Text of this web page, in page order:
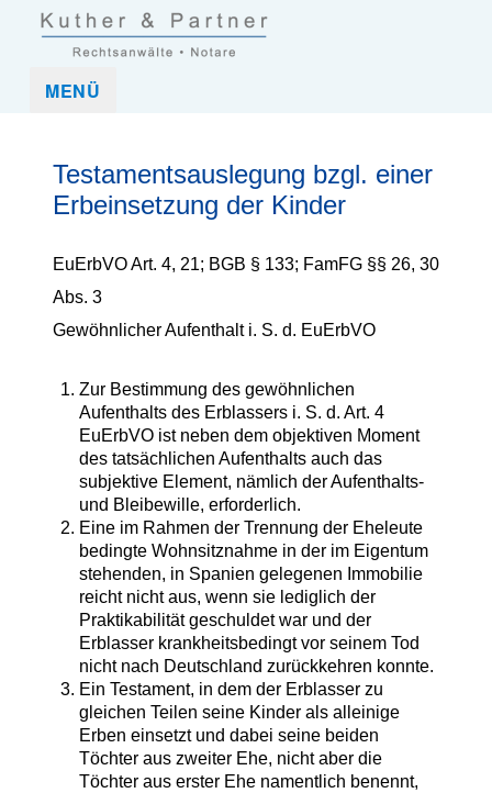
Kuther und Partner Rechtsanwaltskanzlei und Notar in Frankfurt
Kuther & Partner ist eine Anwaltskanzlei, die mittelständische
MENÜ
Testamentsauslegung bzgl. einer
Erbeinsetzung der Kinder
EuErbVO Art. 4, 21; BGB § 133; FamFG §§ 26, 30
Abs. 3
Gewöhnlicher Aufenthalt i. S. d. EuErbVO
Zur Bestimmung des gewöhnlichen
Aufenthalts des Erblassers i. S. d. Art. 4
EuErbVO ist neben dem objektiven Moment
des tatsächlichen Aufenthalts auch das
subjektive Element, nämlich der Aufenthalts-
und Bleibewille, erforderlich.
Eine im Rahmen der Trennung der Eheleute
bedingte Wohnsitznahme in der im Eigentum
stehenden, in Spanien gelegenen Immobilie
reicht nicht aus, wenn sie lediglich der
Praktikabilität geschuldet war und der
Erblasser krankheitsbedingt vor seinem Tod
nicht nach Deutschland zurückkehren konnte.
Ein Testament, in dem der Erblasser zu
gleichen Teilen seine Kinder als alleinige
Erben einsetzt und dabei seine beiden
Töchter aus zweiter Ehe, nicht aber die
Töchter aus erster Ehe namentlich benennt,